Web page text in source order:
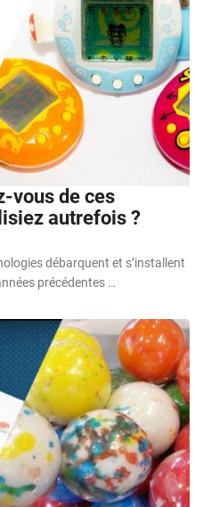
vous de ces
autrefois ?
débarquent et s’installent
précédentes …